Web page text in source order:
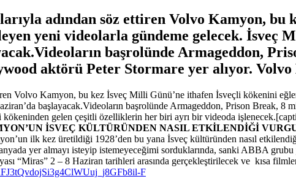
adından söz ettiren Volvo Kamyon,
yeni videolarla gündeme gelecek.
başrolünde Armageddon,
aktörü Peter Stormare yer alıyor. Volvo
Volvo Kamyon, bu kez İsveç Milli Günü’ne ithafen İsveçli kökenini
başlayacak.Videoların başrolünde Armageddon, Prison Break,
kökeninden gelen çeşitli özelliklerin her biri ayrı bir videoda
İSVEÇ KÜLTÜRÜNDEN NASIL ETKİLENDİĞİ
ilk kez üretildiği 1928’den bu yana İsveç kültüründen nasıl
yer almayı isteyip istemeyeceğimi sorduklarında, sanki ABBA
“Miras” 2 – 8 Haziran tarihleri arasında gerçekleştirilecek ve kısa
F